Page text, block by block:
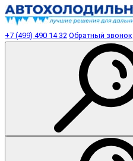
+7 (499) 490 14 32 Обратный звонок